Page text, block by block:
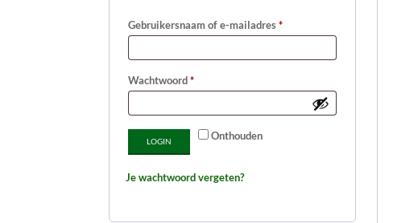
Gebruikersnaam of e-mailadres*Vereist
Wachtwoord*Vereist
Onthouden
LOGIN
Je wachtwoord vergeten?